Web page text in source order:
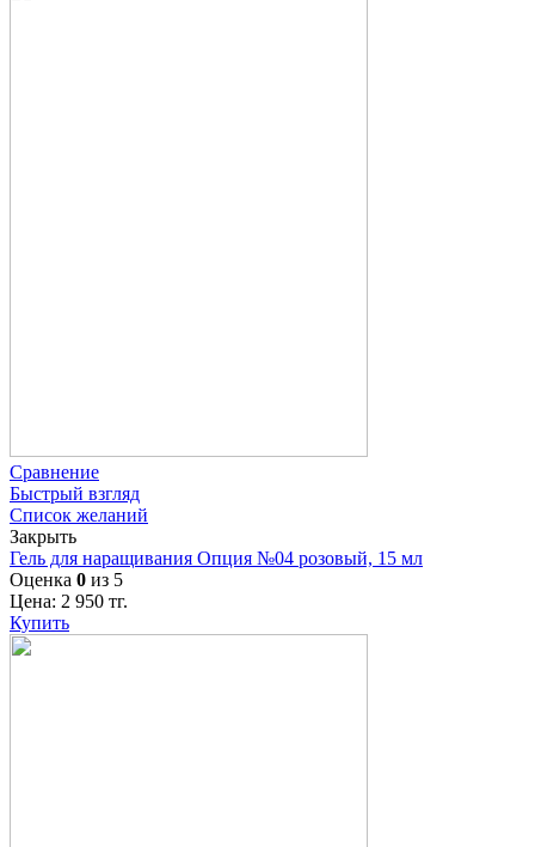
Сравнение
Быстрый взгляд
Список желаний
Закрыть
Гель для наращивания Опция №04 розовый, 15 мл
Оценка 0 из 5
Цена: 2 950 тг.
Купить